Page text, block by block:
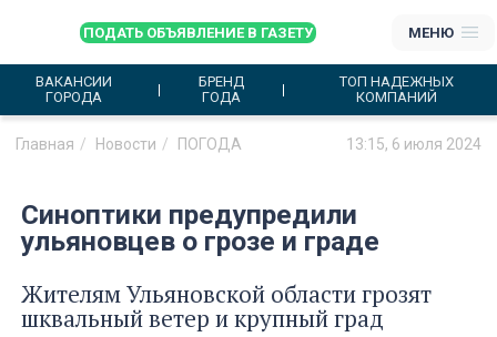
ПОДАТЬ ОБЪЯВЛЕНИЕ В ГАЗЕТУ МЕНЮ
ВАКАНСИИ
ГОРОДА
БРЕНД
ГОДА
ТОП НАДЕЖНЫХ
КОМПАНИЙ
Главная Новости ПОГОДА 13:15, 6 июля 2024
Синоптики предупредили
ульяновцев о грозе и граде
Жителям Ульяновской области грозят
шквальный ветер и крупный град